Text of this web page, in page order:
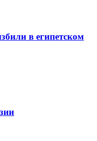
в египетском